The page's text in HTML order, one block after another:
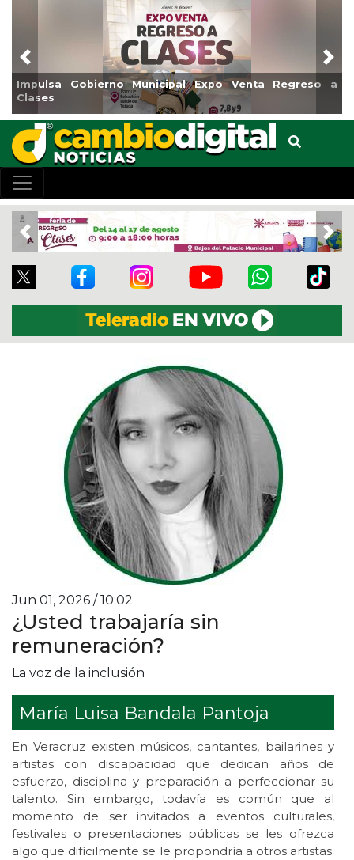
Expo Venta Regreso a
Reabrirá Coatzacoalcos la
Centro
Previous
Previous
Jun 01, 2026 / 10:02
¿Usted trabajaría sin
remuneración?
La voz de la inclusión
María Luisa Bandala Pantoja
En Veracruz existen músicos, cantantes, bailarines y
artistas con discapacidad que dedican años de
esfuerzo, disciplina y preparación a perfeccionar su
talento. Sin embargo, todavía es común que al
momento de ser invitados a eventos culturales,
festivales o presentaciones públicas se les ofrezca
algo que difícilmente se le propondría a otros artistas: